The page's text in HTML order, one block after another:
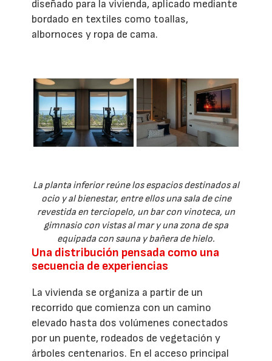
diseñado para la vivienda, aplicado mediante
bordado en textiles como toallas,
albornoces y ropa de cama.
La planta inferior reúne los espacios destinados al
ocio y al bienestar, entre ellos una sala de cine
revestida en terciopelo, un bar con vinoteca, un
gimnasio con vistas al mar y una zona de spa
equipada con sauna y bañera de hielo.
Una distribución pensada como una
secuencia de experiencias
La vivienda se organiza a partir de un
recorrido que comienza con un camino
elevado hasta dos volúmenes conectados
por un puente, rodeados de vegetación y
árboles centenarios. En el acceso principal